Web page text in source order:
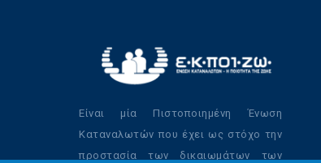
Είναι μία Πιστοποιημένη Ένωση
Καταναλωτών που έχει ως στόχο την
προστασία των δικαιωμάτων των